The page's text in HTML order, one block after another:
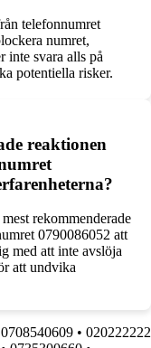
telefonnumret
numret,
inte svara alls på
potentiella risker.
reaktionen
rekommenderade
0790086052 att
med att inte avslöja
att undvika
0708540609 • 020222222